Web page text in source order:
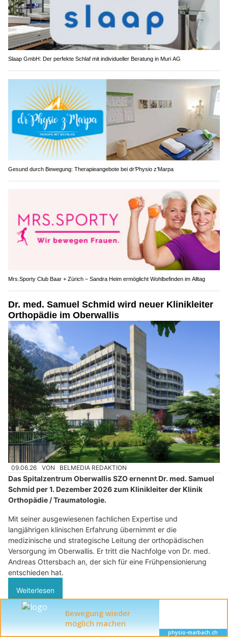
Slaap GmbH: Der perfekte Schlaf mit individueller Beratung in Muri AG
Gesund durch Bewegung: Therapieangebote bei dr’Physio z’Marpa
Mrs.Sporty Club Baar + Zürich – Sandra Heim ermöglicht Wohlbefinden im Alltag
Dr. med. Samuel Schmid wird neuer Klinikleiter
Orthopädie im Oberwallis
09.06.26 VON BELMEDIA REDAKTION
Das Spitalzentrum Oberwallis SZO ernennt Dr. med. Samuel
Schmid per 1. Dezember 2026 zum Klinikleiter der Klinik
Orthopädie / Traumatologie.
Mit seiner ausgewiesenen fachlichen Expertise und
langjährigen klinischen Erfahrung übernimmt er die
medizinische und strategische Leitung der orthopädischen
Versorgung im Oberwallis. Er tritt die Nachfolge von Dr. med.
Andreas Ottersbach an, der sich für eine Frühpensionierung
entschieden hat.
Weiterlesen